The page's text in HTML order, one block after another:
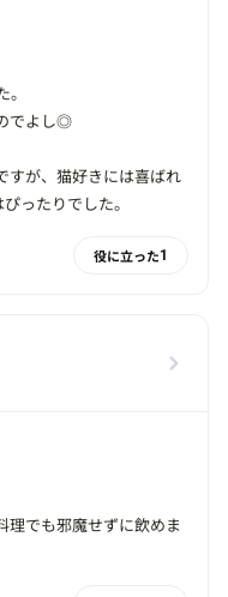
でよし◎
すが、猫好きには喜ばれ
ったりでした。
役に立った1
理でも邪魔せずに飲めま